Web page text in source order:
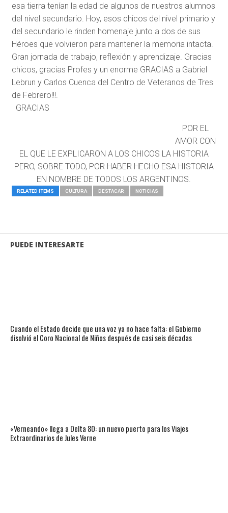
esa tierra tenían la edad de algunos de nuestros alumnos
del nivel secundario. Hoy, esos chicos del nivel primario y
del secundario le rinden homenaje junto a dos de sus
Héroes que volvieron para mantener la memoria intacta.
Gran jornada de trabajo, reflexión y aprendizaje. Gracias
chicos, gracias Profes y un enorme GRACIAS a Gabriel
Lebrun y Carlos Cuenca del Centro de Veteranos de Tres
de Febrero!!!.
GRACIAS
POR EL
AMOR CON
EL QUE LE EXPLICARON A LOS CHICOS LA HISTORIA
PERO, SOBRE TODO, POR HABER HECHO ESA HISTORIA
EN NOMBRE DE TODOS LOS ARGENTINOS.
RELATED ITEMS CULTURA DESTACAR NOTICIAS
PUEDE INTERESARTE
Cuando el Estado decide que una voz ya no hace falta: el Gobierno
disolvió el Coro Nacional de Niños después de casi seis décadas
«Verneando» llega a Delta 80: un nuevo puerto para los Viajes
Extraordinarios de Jules Verne